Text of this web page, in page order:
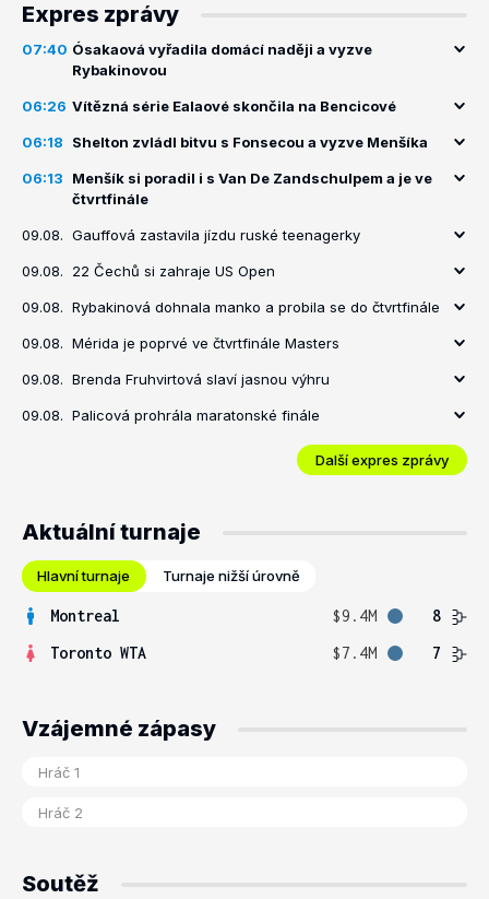
Expres zprávy
07:40 Ósakaová vyřadila domácí naději a vyzve
Rybakinovou
06:26 Vítězná série Ealaové skončila na Bencicové
06:18 Shelton zvládl bitvu s Fonsecou a vyzve Menšíka
06:13
Menšík si poradil i s Van De Zandschulpem a je ve
čtvrtfinále
09.08. Gauffová zastavila jízdu ruské teenagerky
09.08. 22 Čechů si zahraje US Open
09.08. Rybakinová dohnala manko a probila se do čtvrtfinále
09.08. Mérida je poprvé ve čtvrtfinále Masters
09.08. Brenda Fruhvirtová slaví jasnou výhru
09.08. Palicová prohrála maratonské finále
Další expres zprávy
Aktuální turnaje
Hlavní turnaje Turnaje nižší úrovně
Montreal $9.4M
8
Toronto WTA
$7.4M 7
Vzájemné zápasy
Soutěž